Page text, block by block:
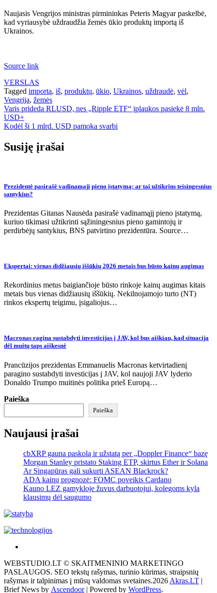
Naujasis Vengrijos ministras pirmininkas Peteris Magyar paskelbė,
kad vyriausybė uždraudžia žemės ūkio produktų importą iš
Ukrainos.
Source link
VERSLAS
Tagged importą, iš, produktų, ūkio, Ukrainos, uždraudė, vėl,
Vengrija, žemės
Navigacija
tarp
Varis prideda RLUSD, nes „Ripple ETF“ įplaukos pasiekė 8 mln.
USD+
Kodėl ši 1 mlrd. USD pamoka svarbi
Susiję įrašai
Prezidentė pasirašė vadinamąjį pieno įstatymą: ar tai užtikrins teisingesnius
santykius?
Prezidentas Gitanas Nausėda pasirašė vadinamąjį pieno įstatymą,
kuriuo tikimasi užtikrinti sąžiningesnius pieno gamintojų ir
perdirbėjų santykius, BNS patvirtino prezidentūra. Source…
Ekspertai: vienas didžiausių iššūkių 2026 metais bus būsto kainų augimas
Rekordinius metus baigiančioje būsto rinkoje kainų augimas kitais
metais bus vienas didžiausių iššūkių. Nekilnojamojo turto (NT)
rinkos ekspertų teigimu, įsigaliojus…
Macronas ragina sustabdyti investicijas į JAV, kol bus aiškiau, kad situacija
dėl muitų taps aiškesnė
Prancūzijos prezidentas Emmanuelis Macronas ketvirtadienį
paragino sustabdyti investicijas į JAV, kol naujoji JAV lyderio
Donaldo Trumpo muitinės politika prieš Europą…
Paieška
Paieška
Naujausi įrašai
cbXRP gauna paskolą ir užstatą per „Doppler Finance“ bazę
Morgan Stanley pristato Staking ETP, skirtus Ether ir Solana
Ar Singapūras gali sukurti ASEAN Blackrock?
ADA kainų prognozė: FOMC poveikis Cardano
Kauno LEZ gamykloje žuvus darbuotojui, kolegoms kyla
klausimų dėl saugumo
tai
žemės
ploto
matavimo
WEBSTUDIO.LT © SKAITMENINIO MARKETINGO
PASLAUGOS. SEO tekstų rašymas, turinio kūrimas, straipsnių
rašymas ir talpinimas į mūsų valdomas svetaines.2026Akras.LT
Brief News by Ascendoor| Powered by WordPress.